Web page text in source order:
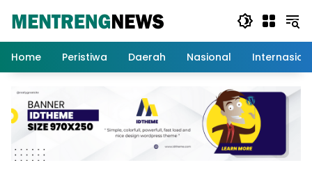
Home
Peristiwa Daerah Nasional